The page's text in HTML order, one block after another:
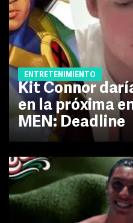
ENTRETENIMIENTO
Kit Connor
en la próxima
MEN: Deadline